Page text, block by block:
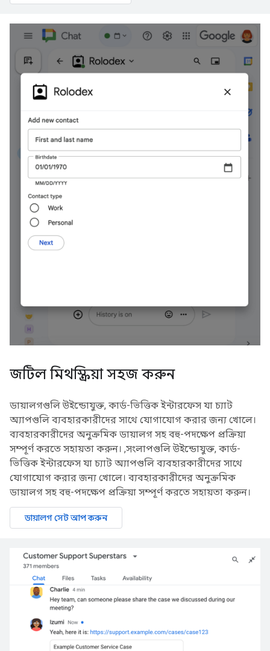
জটিল মিথস্ক্রিয়া সহজ করুন
ডায়ালগগুলি উইন্ডোযুক্ত, কার্ড-ভিত্তিক ইন্টারফেস যা চ্যাট
অ্যাপগুলি ব্যবহারকারীদের সাথে যোগাযোগ করার জন্য খোলে।
ব্যবহারকারীদের অনুক্রমিক ডায়ালগ সহ বহু-পদক্ষেপ প্রক্রিয়া
সম্পূর্ণ করতে সহায়তা করুন। ,সংলাপগুলি উইন্ডোযুক্ত, কার্ড-
ভিত্তিক ইন্টারফেস যা চ্যাট অ্যাপগুলি ব্যবহারকারীদের সাথে
যোগাযোগ করার জন্য খোলে। ব্যবহারকারীদের অনুক্রমিক
ডায়ালগ সহ বহু-পদক্ষেপ প্রক্রিয়া সম্পূর্ণ করতে সহায়তা করুন।
ডায়ালগ সেট আপ করুন